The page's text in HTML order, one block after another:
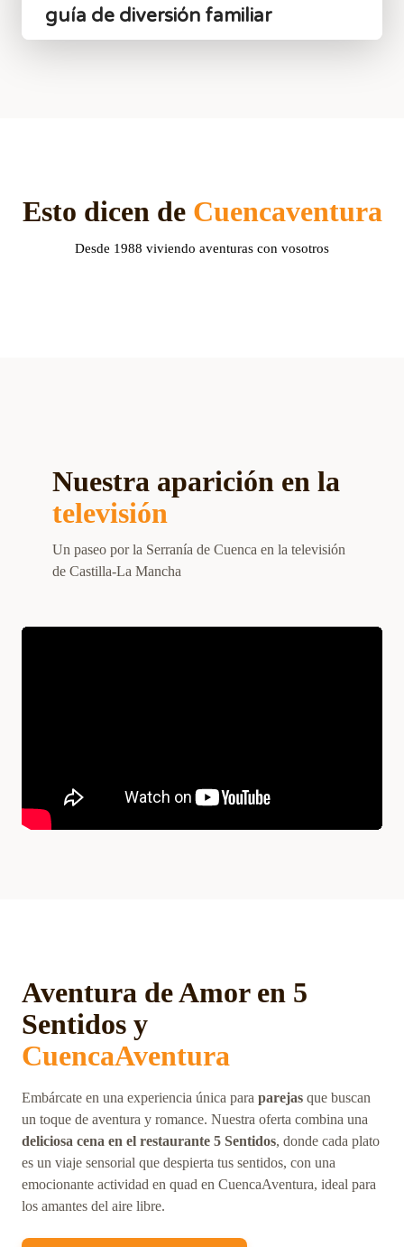
guía de diversión familiar
Esto dicen de Cuencaventura
Desde 1988 viviendo aventuras con vosotros
Nuestra aparición en la
televisión
Un paseo por la Serranía de Cuenca en la televisión
de Castilla-La Mancha
Aventura de Amor en 5
Sentidos y
CuencaAventura
Embárcate en una experiencia única para parejas que buscan
un toque de aventura y romance. Nuestra oferta combina una
deliciosa cena en el restaurante 5 Sentidos, donde cada plato
es un viaje sensorial que despierta tus sentidos, con una
emocionante actividad en quad en CuencaAventura, ideal para
los amantes del aire libre.